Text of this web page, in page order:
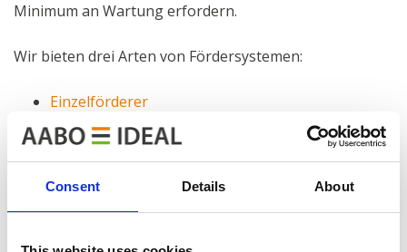
Consent Details About
Minimum an Wartung erfordern.
Wir bieten drei Arten von Fördersystemen:
Einzelförderer
Power-and-free-Förderer
Manuelle Förderer
Mit mehr als 60 Jahren Erfahrung in der Branche finden